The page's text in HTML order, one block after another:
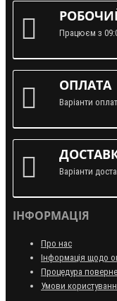
Працюєм з
ОПЛАТА
Варіанти
Варіанти
ІНФОРМАЦІЯ
Про нас
Інформація щодо
Процедура
Умови